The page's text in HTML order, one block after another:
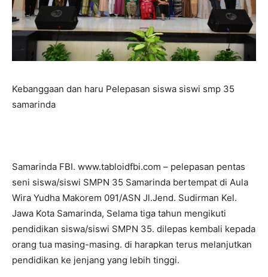
Kebanggaan dan haru Pelepasan siswa siswi smp 35
samarinda
Samarinda FBI. www.tabloidfbi.com – pelepasan pentas
seni siswa/siswi SMPN 35 Samarinda bertempat di Aula
Wira Yudha Makorem 091/ASN Jl.Jend. Sudirman Kel.
Jawa Kota Samarinda, Selama tiga tahun mengikuti
pendidikan siswa/siswi SMPN 35. dilepas kembali kepada
orang tua masing-masing. di harapkan terus melanjutkan
pendidikan ke jenjang yang lebih tinggi.